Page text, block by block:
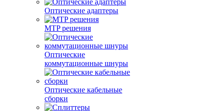
Оптические адаптеры
MTP решения
Оптические
коммутационные шнуры
Оптические кабельные
сборки